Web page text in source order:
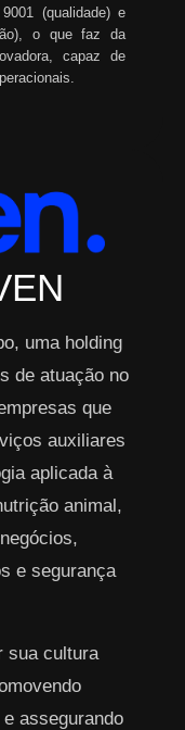
(qualidade) e
o que faz da
capaz de
uma holding
de atuação no
que
auxiliares
aplicada à
animal,
e segurança
sua cultura
assegurando